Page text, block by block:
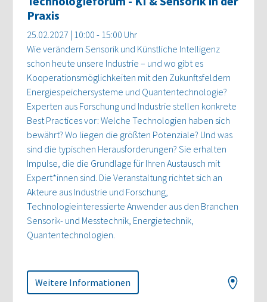
Praxis
25.02.2027 | 10:00 - 15:00 Uhr
Wie verändern Sensorik und Künstliche Intelligenz
schon heute unsere Industrie – und wo gibt es
Kooperationsmöglichkeiten mit den Zukunftsfeldern
Energiespeichersysteme und Quantentechnologie?
Experten aus Forschung und Industrie stellen konkrete
Best Practices vor: Welche Technologien haben sich
bewährt? Wo liegen die größten Potenziale? Und was
sind die typischen Herausforderungen? Sie erhalten
Impulse, die die Grundlage für Ihren Austausch mit
Expert*innen sind. Die Veranstaltung richtet sich an
Akteure aus Industrie und Forschung,
Technologieinteressierte Anwender aus den Branchen
Sensorik- und Messtechnik, Energietechnik,
Quantentechnologien.
Weitere Informationen